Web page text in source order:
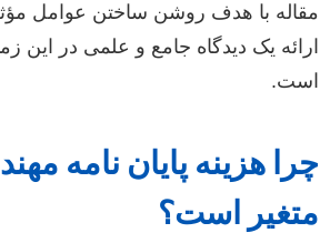
با هدف روشن ساختن عوامل مؤثر
یک دیدگاه جامع و علمی در این
هزینه پایان نامه
است؟